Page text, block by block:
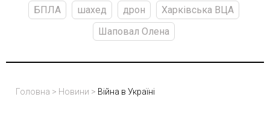
БПЛА
шахед дрон
Харківська ВЦА
Шаповал Олена
Головна > Новини > Війна в Україні